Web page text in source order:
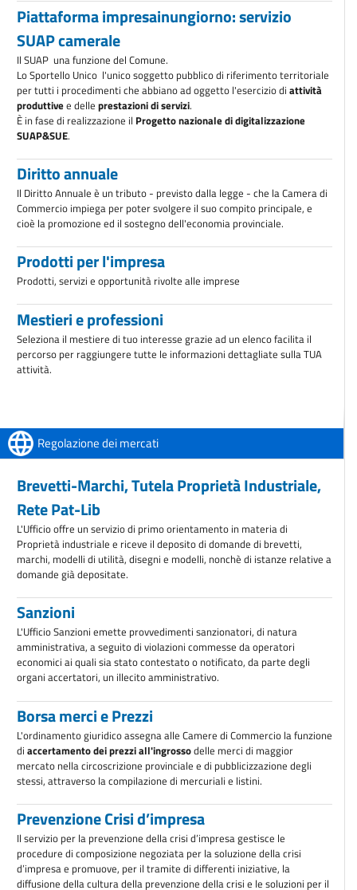
Piattaforma impresainungiorno: servizio
SUAP camerale
Il SUAP  una funzione del Comune.
Lo Sportello Unico  l'unico soggetto pubblico di riferimento territoriale
per tutti i procedimenti che abbiano ad oggetto l'esercizio di attività
produttivee delle prestazioni di servizi.
È in fase di realizzazione il Progetto nazionale di digitalizzazione
SUAP&SUE.
Diritto annuale
Il Diritto Annuale è un tributo - previsto dalla legge - che la Camera di
Commercio impiega per poter svolgere il suo compito principale, e
cioè la promozione ed il sostegno dell'economia provinciale.
Prodotti per l'impresa
Prodotti, servizi e opportunità rivolte alle imprese
Mestieri e professioni
Seleziona il mestiere di tuo interesse grazie ad un elenco facilita il
percorso per raggiungere tutte le informazioni dettagliate sulla TUA
attività.
Regolazione dei mercati
Brevetti-Marchi, Tutela Proprietà Industriale,
Rete Pat-Lib
L'Ufficio offre un servizio di primo orientamento in materia di
Proprietà industriale e riceve il deposito di domande di brevetti,
marchi, modelli di utilità, disegni e modelli, nonchè di istanze relative a
domande già depositate.
Sanzioni
L'Ufficio Sanzioni emette provvedimenti sanzionatori, di natura
amministrativa, a seguito di violazioni commesse da operatori
economici ai quali sia stato contestato o notificato, da parte degli
organi accertatori, un illecito amministrativo.
Borsa merci e Prezzi
L'ordinamento giuridico assegna alle Camere di Commercio la funzione
di accertamento dei prezzi all'ingrossodelle merci di maggior
mercato nella circoscrizione provinciale e di pubblicizzazione degli
stessi, attraverso la compilazione di mercuriali e listini.
Prevenzione Crisi d’impresa
Il servizio per la prevenzione della crisi d’impresa gestisce le
procedure di composizione negoziata per la soluzione della crisi
d’impresa e promuove, per il tramite di differenti iniziative, la
diffusione della cultura della prevenzione della crisi e le soluzioni per il